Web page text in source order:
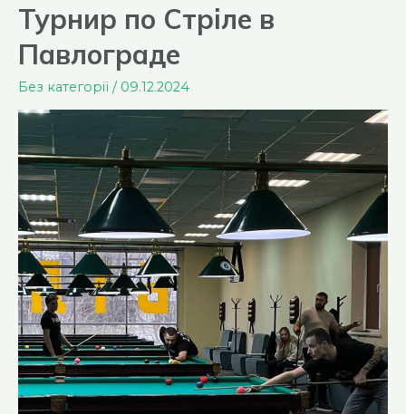
СТРЕЛА
2024
Турнир по Стріле в
Павлограде
Без категорії / 09.12.2024